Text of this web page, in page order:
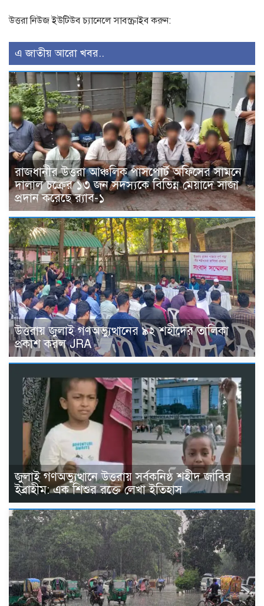
উত্তরা নিউজ ইউটিউব চ্যানেলে সাবস্ক্রাইব করুন:
এ জাতীয় আরো খবর..
রাজধানীর উত্তরা আঞ্চলিক পাসপোর্ট অফিসের সামনে
দালাল চক্রের ১৩ জন সদস্যকে বিভিন্ন মেয়াদে সাজা
প্রদান করেছে র‌্যাব-১
উত্তরায় জুলাই গণঅভ্যুত্থানের ৯২ শহীদের তালিকা
প্রকাশ করল JRA
জুলাই গণঅভ্যুত্থানে উত্তরায় সর্বকনিষ্ঠ শহীদ জাবির
ইব্রাহীম: এক শিশুর রক্তে লেখা ইতিহাস